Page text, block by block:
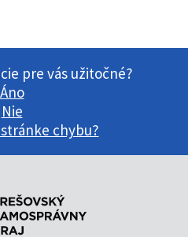
pre vás užitočné?
Áno
Nie
chybu?